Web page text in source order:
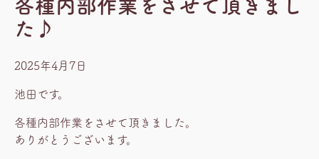
た♪
2025年4月7日
池田です。
各種内部作業をさせて頂きました。
ありがとうございます。